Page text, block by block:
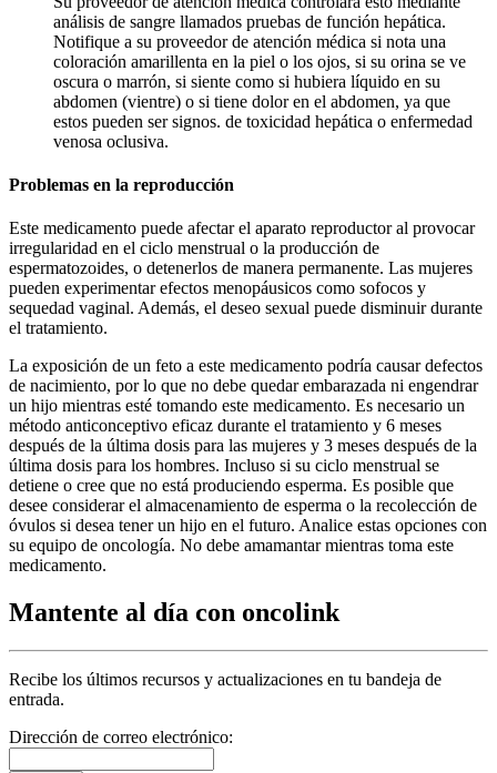
análisis de sangre llamados pruebas de función hepática.
Notifique a su proveedor de atención médica si nota una
coloración amarillenta en la piel o los ojos, si su orina se ve
oscura o marrón, si siente como si hubiera líquido en su
abdomen (vientre) o si tiene dolor en el abdomen, ya que
estos pueden ser signos. de toxicidad hepática o enfermedad
venosa oclusiva.
Problemas en la reproducción
Este medicamento puede afectar el aparato reproductor al provocar
irregularidad en el ciclo menstrual o la producción de
espermatozoides, o detenerlos de manera permanente. Las mujeres
pueden experimentar efectos menopáusicos como sofocos y
sequedad vaginal. Además, el deseo sexual puede disminuir durante
el tratamiento.
La exposición de un feto a este medicamento podría causar defectos
de nacimiento, por lo que no debe quedar embarazada ni engendrar
un hijo mientras esté tomando este medicamento. Es necesario un
método anticonceptivo eficaz durante el tratamiento y 6 meses
después de la última dosis para las mujeres y 3 meses después de la
última dosis para los hombres. Incluso si su ciclo menstrual se
detiene o cree que no está produciendo esperma. Es posible que
desee considerar el almacenamiento de esperma o la recolección de
óvulos si desea tener un hijo en el futuro. Analice estas opciones con
su equipo de oncología. No debe amamantar mientras toma este
medicamento.
Mantente al día con oncolink
Recibe los últimos recursos y actualizaciones en tu bandeja de
entrada.
Dirección de correo electrónico: